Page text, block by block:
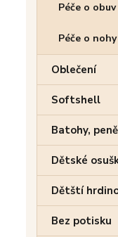
Péče o obuv
Péče o nohy
Oblečení
Softshell
Batohy,
Dětské
Dětští
Bez potisku